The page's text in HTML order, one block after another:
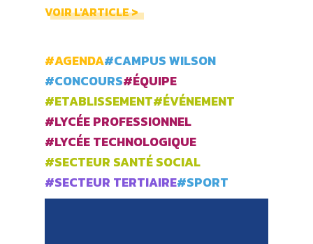
VOIR L'ARTICLE >
#AGENDA#CAMPUS WILSON
#CONCOURS#ÉQUIPE
#ETABLISSEMENT#ÉVÉNEMENT
#LYCÉE PROFESSIONNEL
#LYCÉE TECHNOLOGIQUE
#SECTEUR SANTÉ SOCIAL
#SECTEUR TERTIAIRE#SPORT